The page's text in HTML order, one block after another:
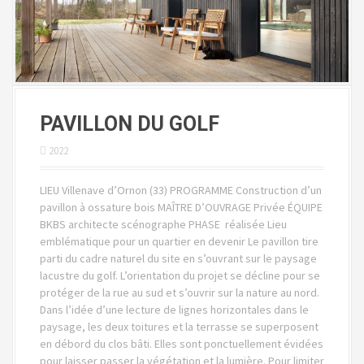
PAVILLON DU GOLF
2022
LIEU Villenave d’Ornon (33) PROGRAMME Construction d’un
pavillon à ossature bois MAÎTRE D’OUVRAGE Privée ÉQUIPE
BKBS architecte scénographe PHASE réalisée Lieu
emblématique pour un quartier en devenir Le pavillon tire
parti du cadre naturel du site en s’ouvrant sur le paysage
lacustre du golf. L’orientation du projet se décline pour se
protéger de la rue au sud et s’ouvrir sur la nature au nord.
Dans l’idée d’une lecture de lignes horizontales dans le
paysage, les deux toitures et la terrasse se superposent
en débord du clos bâti. Elles sont ponctuellement évidées
pour laisser passer la végétation et la lumière. Pour limiter